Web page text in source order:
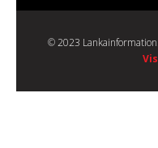
© 2023